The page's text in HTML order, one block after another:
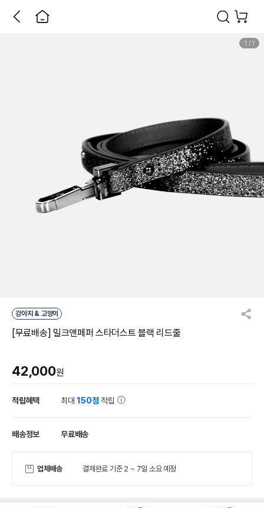
1 / 1
강아지 & 고양이
[무료배송] 밀크앤페퍼 스타더스트 블랙 리드줄
42,000원
적립혜택 최대150점 적립
배송정보 무료배송
업체배송 결제완료 기준 2 ~ 7일 소요 예정